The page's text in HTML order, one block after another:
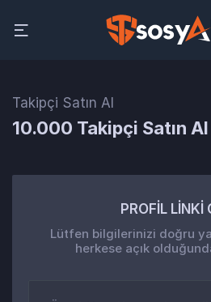
Takipçi Satın Al
10.000 Takipçi Satın Al
PROFİL LİNKİ
Lütfen bilgilerinizi doğru
herkese açık